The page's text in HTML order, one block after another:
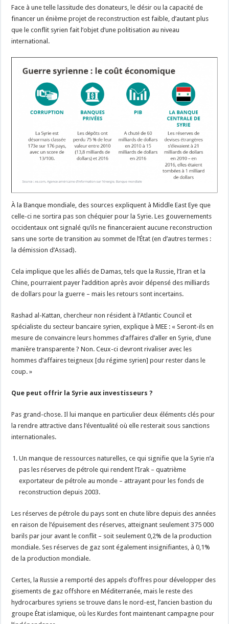
Face à une telle lassitude des donateurs, le désir ou la capacité de
financer un énième projet de reconstruction est faible, d’autant plus
que le conflit syrien fait l’objet d’une politisation au niveau
international.
À la Banque mondiale, des sources expliquent à Middle East Eye que
celle-ci ne sortira pas son chéquier pour la Syrie. Les gouvernements
occidentaux ont signalé qu’ils ne financeraient aucune reconstruction
sans une sorte de transition au sommet de l’État (en d’autres termes :
la démission d’Assad).
Cela implique que les alliés de Damas, tels que la Russie, l’Iran et la
Chine, pourraient payer l’addition après avoir dépensé des milliards
de dollars pour la guerre – mais les retours sont incertains.
Rashad al-Kattan, chercheur non résident à l’Atlantic Council et
spécialiste du secteur bancaire syrien, explique à MEE : « Seront-ils en
mesure de convaincre leurs hommes d’affaires d’aller en Syrie, d’une
manière transparente ? Non. Ceux-ci devront rivaliser avec les
hommes d’affaires teigneux [du régime syrien] pour rester dans le
coup. »
Que peut offrir la Syrie aux investisseurs ?
Pas grand-chose. Il lui manque en particulier deux éléments clés pour
la rendre attractive dans l’éventualité où elle resterait sous sanctions
internationales.
Un manque de ressources naturelles, ce qui signifie que la Syrie n’a
pas les réserves de pétrole qui rendent l’Irak – quatrième
exportateur de pétrole au monde – attrayant pour les fonds de
reconstruction depuis 2003.
Les réserves de pétrole du pays sont en chute libre depuis des années
en raison de l’épuisement des réserves, atteignant seulement 375 000
barils par jour avant le conflit – soit seulement 0,2% de la production
mondiale. Ses réserves de gaz sont également insignifiantes, à 0,1%
de la production mondiale.
Certes, la Russie a remporté des appels d’offres pour développer des
gisements de gaz offshore en Méditerranée, mais le reste des
hydrocarbures syriens se trouve dans le nord-est, l’ancien bastion du
groupe État islamique, où les Kurdes font maintenant campagne pour